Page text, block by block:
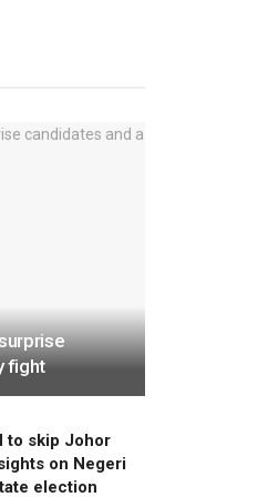
fight
to skip Johor
on Negeri
election